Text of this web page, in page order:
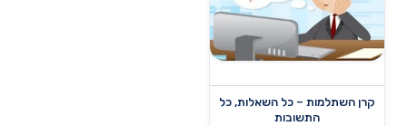
קרן השתלמות – כל השאלות, כל
התשובות